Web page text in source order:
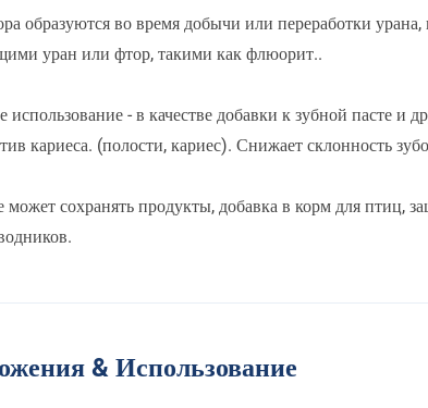
образуются во время добычи или переработки
уран или фтор, такими как флюорит..
использование - в качестве добавки к зубной пасте и
кариеса. (полости, кариес). Снижает склонность
сохранять продукты, добавка в корм для птиц,
& Использование